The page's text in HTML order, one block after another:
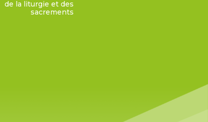
de la liturgie et des
sacrements